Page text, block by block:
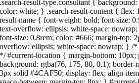
.search-result-type.consultant {
color: white; } .search-result-content { flex:
result-name { font-weight: bold; font-size:
text-overflow: ellipsis; white-space:
font-size: 0.8rem; color: #666; margin-top:
overflow: ellipsis; white-space: nowrap; } /
*/ #current-location { margin-bottom: 10px;
background: rgba(76, 175, 80, 0.1); border-
3px solid #4CAF50; display: flex; align-